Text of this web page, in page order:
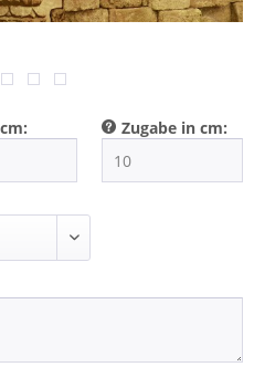
Zugabe in cm: